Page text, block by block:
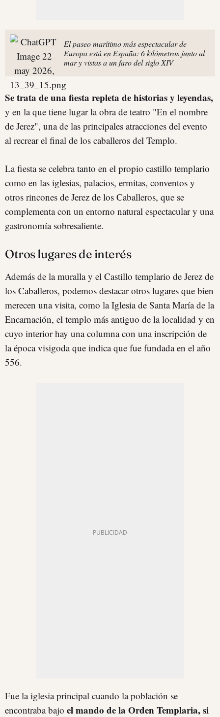
El paseo marítimo más espectacular de
Europa está en España: 6 kilómetros junto al
mar y vistas a un faro del siglo XIV
Se trata de una fiesta repleta de historias y leyendas,
y en la que tiene lugar la obra de teatro "En el nombre
de Jerez", una de las principales atracciones del evento
al recrear el final de los caballeros del Templo.
La fiesta se celebra tanto en el propio castillo templario
como en las iglesias, palacios, ermitas, conventos y
otros rincones de Jerez de los Caballeros, que se
complementa con un entorno natural espectacular y una
gastronomía sobresaliente.
Otros lugares de interés
Además de la muralla y el Castillo templario de Jerez de
los Caballeros, podemos destacar otros lugares que bien
merecen una visita, como la Iglesia de Santa María de la
Encarnación, el templo más antiguo de la localidad y en
cuyo interior hay una columna con una inscripción de
la época visigoda que indica que fue fundada en el año
556.
Fue la iglesia principal cuando la población se
encontraba bajo el mando de la Orden Templaria, si